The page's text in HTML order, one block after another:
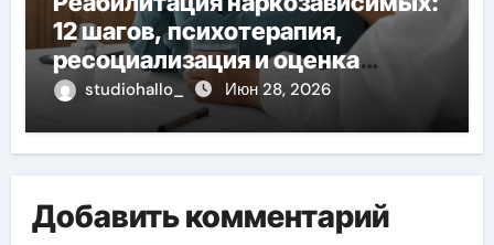
12 шагов, психотерапия,
ресоциализация и оценка
долгосрочных результатов при
анонимном лечении
studiohallo_ Июн 28, 2026
Добавить комментарий